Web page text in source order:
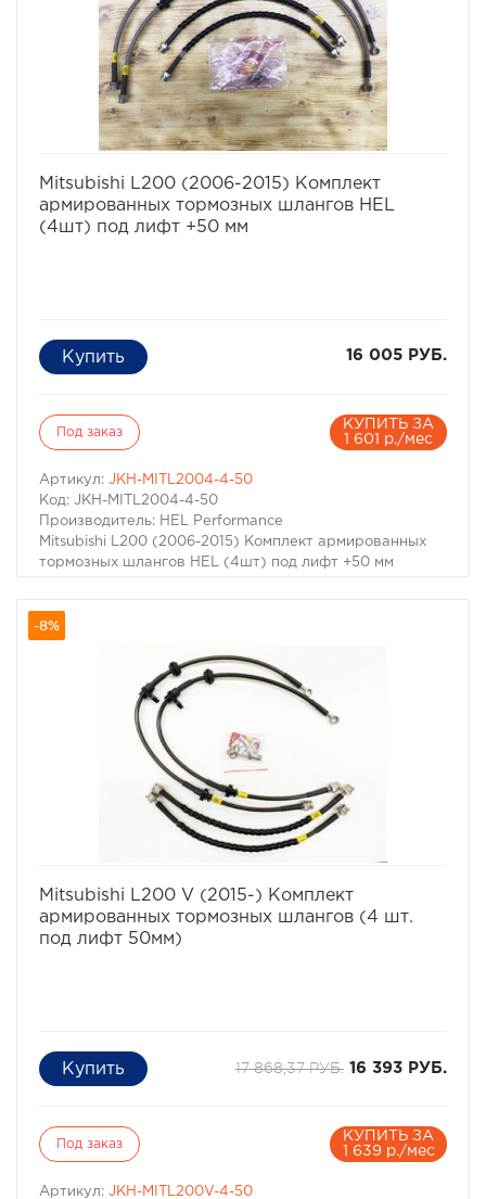
Mitsubishi L200 (2006-2015) Комплект
армированных тормозных шлангов HEL
(4шт) под лифт +50 мм
16 005 РУБ.
Под заказ
КУПИТЬ ЗА
1 601 р./мес
Артикул: JKH-MITL2004-4-50
Код: JKH-MITL2004-4-50
Производитель: HEL Performance
Mitsubishi L200 (2006-2015) Комплект армированных
тормозных шлангов HEL (4шт) под лифт +50 мм
-8%
Mitsubishi L200 V (2015-) Комплект
армированных тормозных шлангов (4 шт.
под лифт 50мм)
17 868,37 РУБ. 16 393 РУБ.
Под заказ
КУПИТЬ ЗА
1 639 р./мес
Артикул: JKH-MITL200V-4-50